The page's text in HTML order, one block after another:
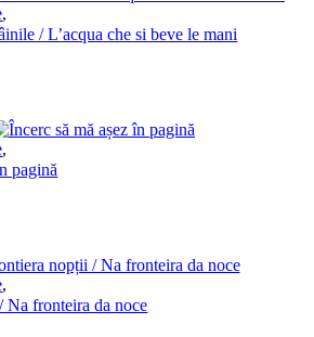
,
/ L’acqua che si beve le mani
,
pagină
,
fronteira da noce